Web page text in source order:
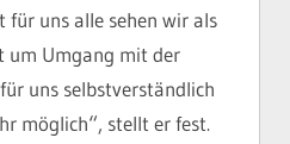
für uns alle sehen wir als
um Umgang mit der
uns selbstverständlich
möglich“, stellt er fest.